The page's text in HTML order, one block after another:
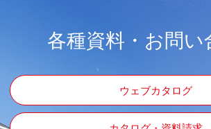
各種資料・お問い
ウェブカタログ